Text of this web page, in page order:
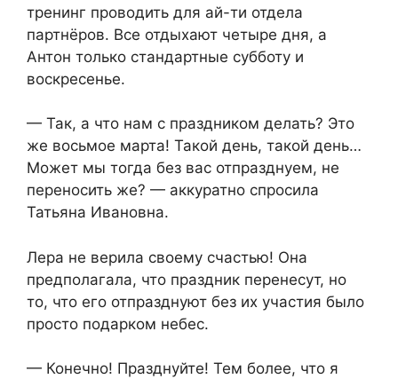
тренинг проводить для ай-ти отдела
партнёров. Все отдыхают четыре дня, а
Антон только стандартные субботу и
воскресенье.
— Так, а что нам с праздником делать? Это
же восьмое марта! Такой день, такой день…
Может мы тогда без вас отпразднуем, не
переносить же? — аккуратно спросила
Татьяна Ивановна.
Лера не верила своему счастью! Она
предполагала, что праздник перенесут, но
то, что его отпразднуют без их участия было
просто подарком небес.
— Конечно! Празднуйте! Тем более, что я